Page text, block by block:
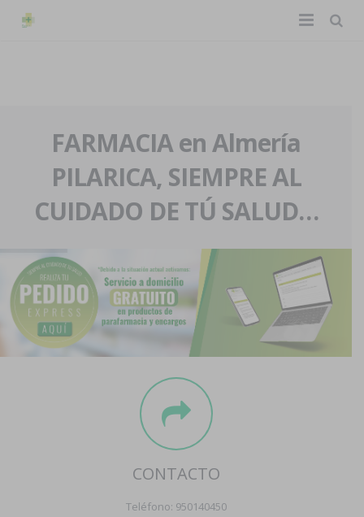
La farmacia
Nuestra historia
Nuestro equipo
Eventos
Servicios y reservas
Pedidos express
Blog
Contacto
Boletín
FARMACIA en Almería
PILARICA, SIEMPRE AL
CUIDADO DE TÚ SALUD…
CONTACTO
Teléfono: 950140450